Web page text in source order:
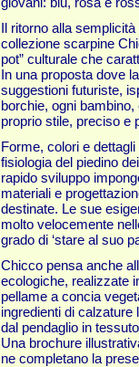
Il ritorno alla
collezione scarpine
pot” culturale che
In una proposta dove
suggestioni futuriste,
borchie, ogni
proprio stile, preciso e
Forme, colori e
fisiologia del piedino
rapido sviluppo
materiali e
destinate. Le sue
molto velocemente
grado di ‘stare al suo
Chicco pensa anche
ecologiche, realizzate
pellame a concia
ingredienti di
dal pendaglio in
Una brochure
ne completano la